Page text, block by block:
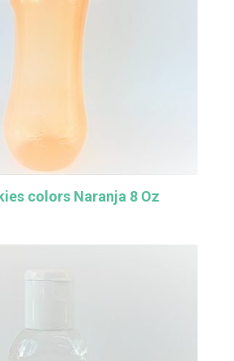
colors Naranja 8 Oz